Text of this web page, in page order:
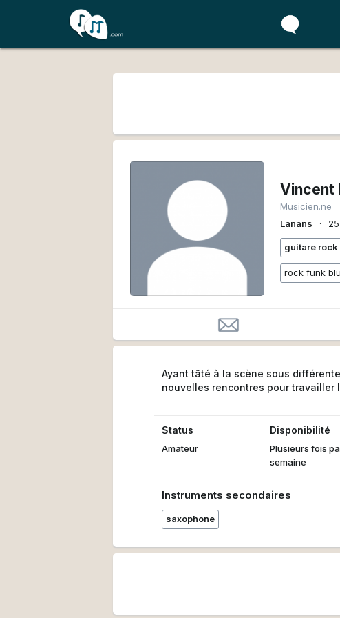
Vincent
Musicien.ne
Lanans
∙
guitare rock
rock funk
Ayant tâté à la scène sous
nouvelles rencontres pour travailler
Status
Amateur
Disponibilité
Plusieurs fois
semaine
Instruments secondaires
saxophone